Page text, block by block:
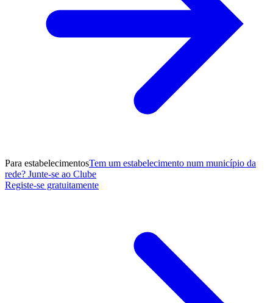
Para estabelecimentosTem um estabelecimento num município da
rede? Junte-se ao Clube
Registe-se gratuitamente